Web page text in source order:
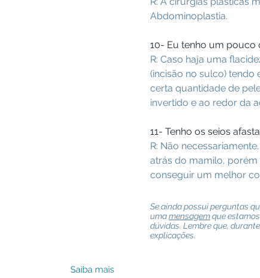
Abdominoplastia.
10- Eu tenho um pouco
R: Caso haja uma
(incisão no sulco) tendo
certa quantidade de
invertido e ao redor da
11- Tenho os seios
R: Não
atrás do mamilo,
conseguir um melhor
Se ainda possui perguntas
umamensagemque
dúvidas. Lembre que,
explicações.
Saiba mais